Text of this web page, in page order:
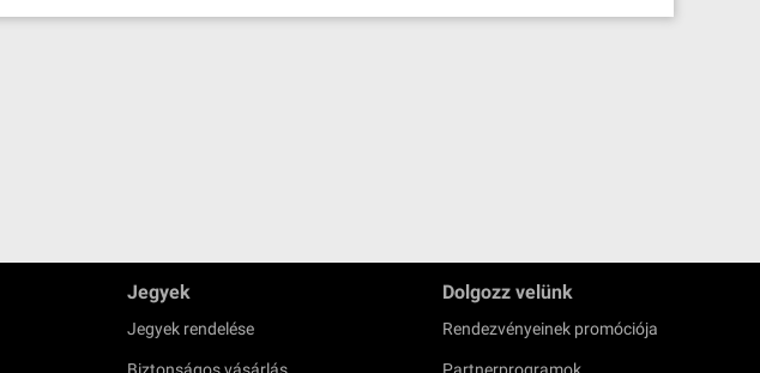
Jegyek
Jegyek rendelése
Biztonságos vásárlás
Dolgozz velünk
Rendezvényeinek promóciója
Partnerprogramok